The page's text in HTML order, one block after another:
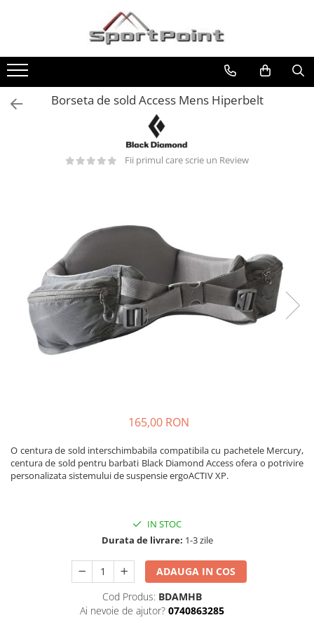
Toate Produsele
ALPINISM
Nuci si Frienduri
Corzi si Cordeline
Suruburi de gheata
Magneziu
Rucsaci
Slackline
Lopeti de zapada / avalansa
VIA FERRATA
Rucsaci pana la 30 litri
Rucsaci intre 31 - 50 litri
Borseta de sold Access Mens Hiperbelt
Fii primul care scrie un Review
165,00 RON
O centura de sold interschimbabila compatibila cu pachetele Mercury,
centura de sold pentru barbati Black Diamond Access ofera o potrivire
personalizata sistemului de suspensie ergoACTIV XP.
IN STOC
Durata de livrare: 1-3 zile
ADAUGA IN COS
Cod Produs: BDAMHB
Ai nevoie de ajutor? 0740863285